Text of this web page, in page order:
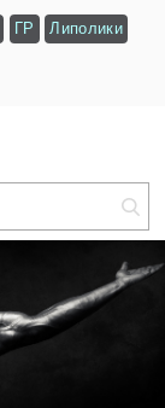
ГР Липолики